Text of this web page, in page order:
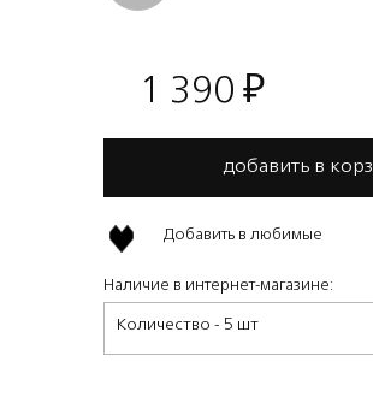
1 390 ₽
добавить в
Добавить в любимые
Наличие в интернет-магазине:
Количество - 5 шт